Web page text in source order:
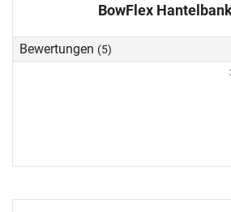
BowFlex
Bewertungen (5)